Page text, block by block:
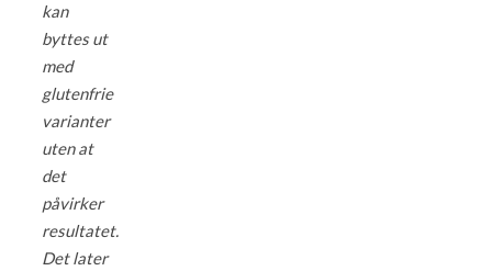
kan
byttes ut
med
glutenfrie
varianter
uten at
det
påvirker
resultatet.
Det later